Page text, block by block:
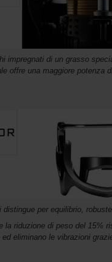
impregnati di un grasso
offre una maggiore potenza
distingue per equilibrio,
la riduzione di peso del 15%
eliminano le vibrazioni